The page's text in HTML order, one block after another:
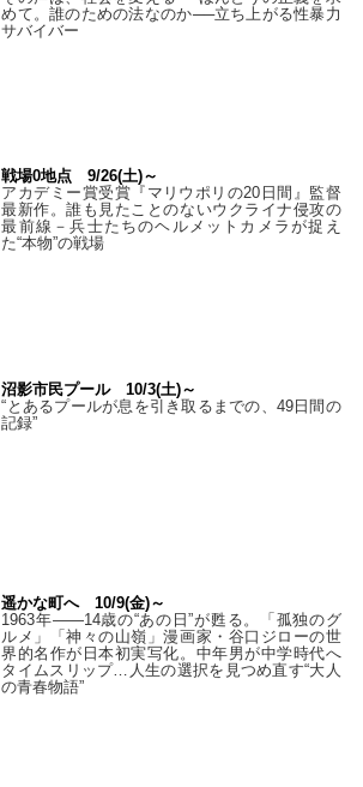
めて。誰のための法なのか──立ち上がる性暴力
サバイバー
戦場0地点 9/26(土)～
アカデミー賞受賞『マリウポリの20日間』監督
最新作。誰も見たことのないウクライナ侵攻の
最前線－兵士たちのヘルメットカメラが捉え
た“本物”の戦場
沼影市民プール 10/3(土)～
“とあるプールが息を引き取るまでの、49日間の
記録”
遥かな町へ 10/9(金)～
1963年――14歳の“あの日”が甦る。「孤独のグ
ルメ」「神々の山嶺」漫画家・谷口ジローの世
界的名作が日本初実写化。中年男が中学時代へ
タイムスリップ…人生の選択を見つめ直す“大人
の青春物語”